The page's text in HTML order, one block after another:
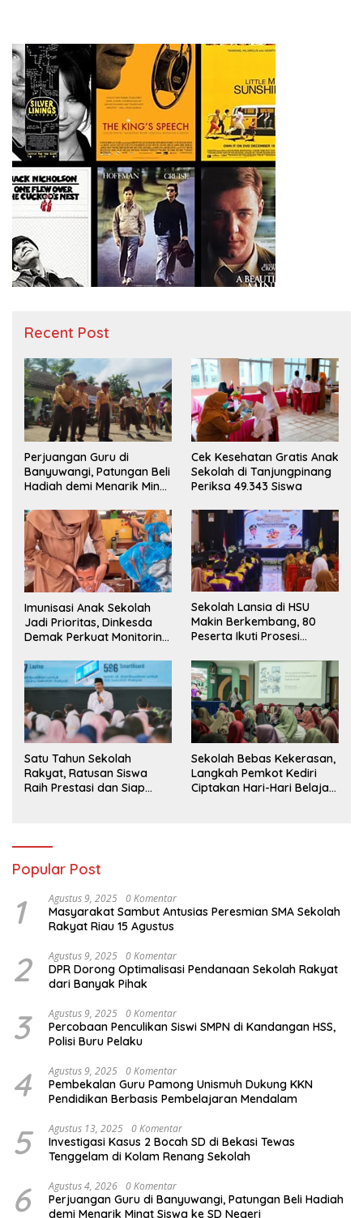
Recent Post
Perjuangan Guru di
Banyuwangi, Patungan Beli
Hadiah demi Menarik Minat
Cek Kesehatan Gratis Anak
Sekolah di Tanjungpinang
Periksa 49.343 Siswa
Imunisasi Anak Sekolah
Jadi Prioritas, Dinkesda
Demak Perkuat Monitoring
Sekolah Lansia di HSU
Makin Berkembang, 80
Peserta Ikuti Prosesi
Satu Tahun Sekolah
Rakyat, Ratusan Siswa
Raih Prestasi dan Siap
Sekolah Bebas Kekerasan,
Langkah Pemkot Kediri
Ciptakan Hari-Hari Belajar
Popular Post
1 Agustus 9, 2025 0 Komentar
Masyarakat Sambut Antusias Peresmian SMA Sekolah
Rakyat Riau 15 Agustus
2 Agustus 9, 2025 0 Komentar
DPR Dorong Optimalisasi Pendanaan Sekolah Rakyat
dari Banyak Pihak
3 Agustus 9, 2025 0 Komentar
Percobaan Penculikan Siswi SMPN di Kandangan HSS,
Polisi Buru Pelaku
4 Agustus 9, 2025 0 Komentar
Pembekalan Guru Pamong Unismuh Dukung KKN
Pendidikan Berbasis Pembelajaran Mendalam
5 Agustus 13, 2025 0 Komentar
Investigasi Kasus 2 Bocah SD di Bekasi Tewas
Tenggelam di Kolam Renang Sekolah
6 Agustus 4, 2026 0 Komentar
Perjuangan Guru di Banyuwangi, Patungan Beli Hadiah
demi Menarik Minat Siswa ke SD Negeri